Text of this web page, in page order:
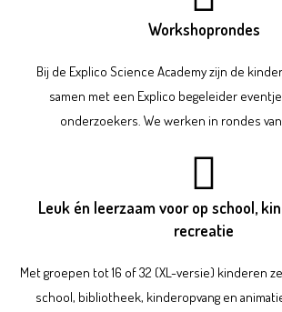
Workshoprondes
Bij de Explico Science Academy zijn de
samen met een Explico begeleider
onderzoekers. We werken in rondes
Leuk én leerzaam voor op school,
recreatie
Met groepen tot 16 of 32 (XL-versie) kinderen z
school, bibliotheek, kinderopvang en